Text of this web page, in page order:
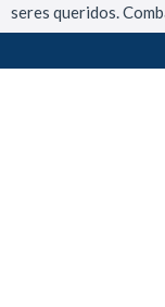
seres queridos.